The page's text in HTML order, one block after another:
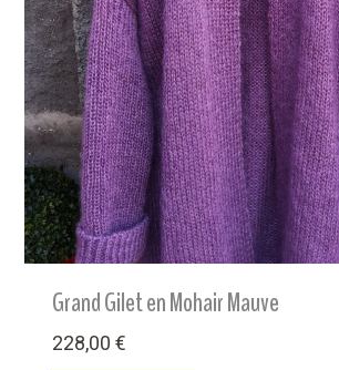
Grand Gilet en Mohair Mauve
228,00€